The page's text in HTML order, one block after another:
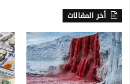
أخر المقالات